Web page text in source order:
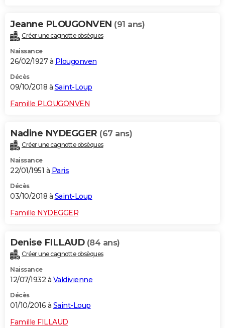
Jeanne PLOUGONVEN (91 ans)
Créer une cagnotte obsèques
Naissance
26/02/1927 à Plougonven
Décès
09/10/2018 à Saint-Loup
Famille PLOUGONVEN
Nadine NYDEGGER (67 ans)
Créer une cagnotte obsèques
Naissance
22/01/1951 à Paris
Décès
03/10/2018 à Saint-Loup
Famille NYDEGGER
Denise FILLAUD (84 ans)
Créer une cagnotte obsèques
Naissance
12/07/1932 à Valdivienne
Décès
01/10/2016 à Saint-Loup
Famille FILLAUD